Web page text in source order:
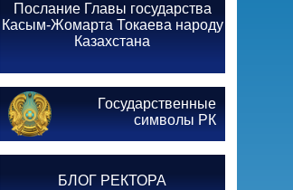
Послание Главы государства
Касым-Жомарта Токаева народу
Казахстана
Государственные
символы РК
БЛОГ РЕКТОРА